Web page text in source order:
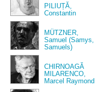
PILIUȚĂ,
Constantin
MÜTZNER,
Samuel (Samys,
Samuels)
CHIRNOAGĂ
MILARENCO,
Marcel Raymond